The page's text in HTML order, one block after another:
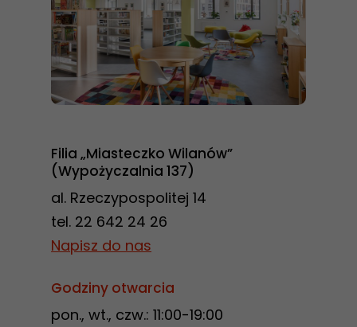
Filia „Miasteczko Wilanów”
(Wypożyczalnia 137)
al. Rzeczypospolitej 14
tel. 22 642 24 26
Napisz do nas
Godziny otwarcia
pon., wt., czw.: 11:00-19:00
Konieczne
Te pliki cookie
one potrzebne
funkcjonowania